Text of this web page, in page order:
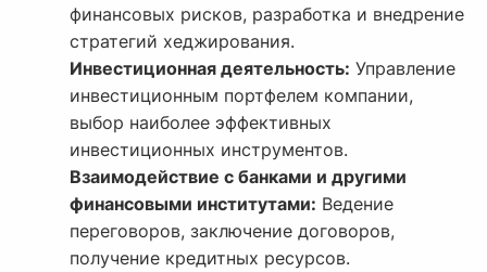
финансовых рисков, разработка и внедрение
стратегий хеджирования.
Инвестиционная деятельность: Управление
инвестиционным портфелем компании,
выбор наиболее эффективных
инвестиционных инструментов.
Взаимодействие с банками и другими
финансовыми институтами: Ведение
переговоров, заключение договоров,
получение кредитных ресурсов.